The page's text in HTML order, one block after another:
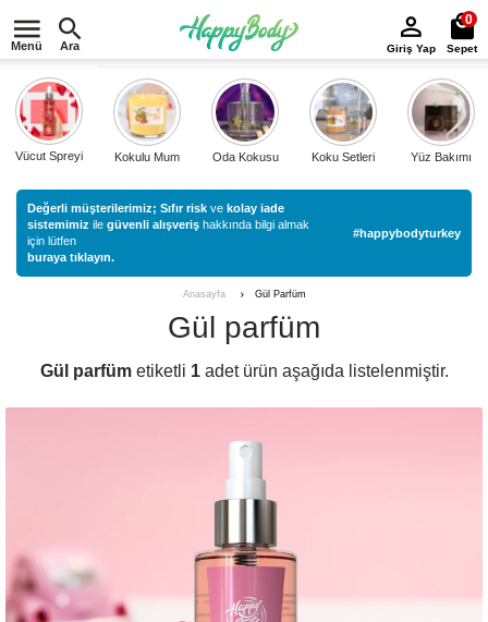
Menü Ara Giriş Yap
0
Sepet
Vücut Spreyi Kokulu Mum Oda Kokusu Koku Setleri Yüz Bakımı
Değerli müşterilerimiz; Sıfır risk ve kolay iade
sistemimiz ile güvenli alışveriş hakkında bilgi almak
için lütfen
buraya tıklayın.
#happybodyturkey
Anasayfa Gül Parfüm
Gül parfüm
Gül parfümetiketli 1adet ürün aşağıda listelenmiştir.